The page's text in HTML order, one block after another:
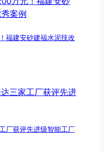
福建安砂建福水泥技改
厂获评先进级智能工厂